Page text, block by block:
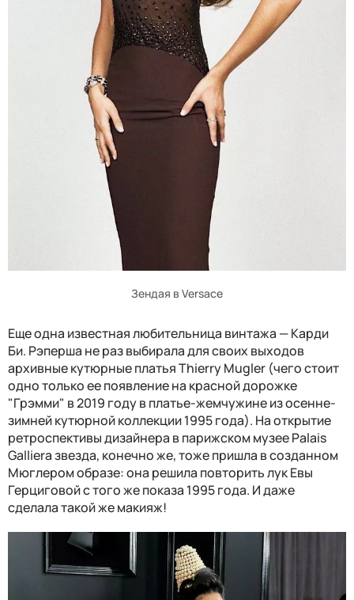
Зендая в Versace
Еще одна известная любительница винтажа — Карди
Би. Рэперша не раз выбирала для своих выходов
архивные кутюрные платья Thierry Mugler (чего стоит
одно только ее появление на красной дорожке
"Грэмми" в 2019 году в платье-жемчужине из осенне-
зимней кутюрной коллекции 1995 года). На открытие
ретроспективы дизайнера в парижском музее Palais
Galliera звезда, конечно же, тоже пришла в созданном
Мюглером образе: она решила повторить лук Евы
Герциговой с того же показа 1995 года. И даже
сделала такой же макияж!